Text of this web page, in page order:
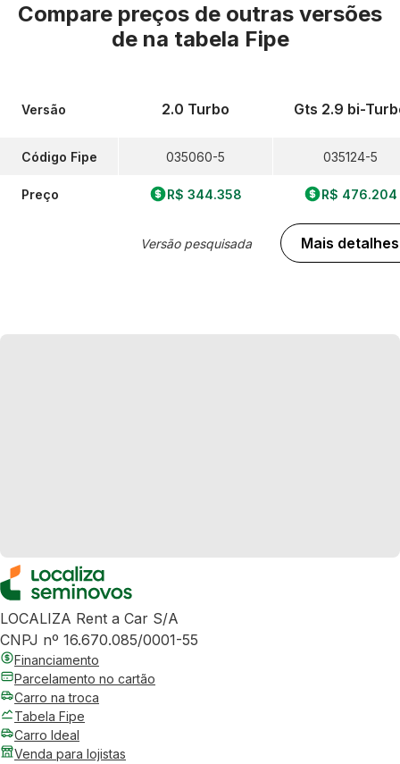
Compare preços de outras versões
de na tabela Fipe
Versão
Código Fipe
Preço
2.0 Turbo
035060-5
R$ 344.358
Versão pesquisada
Gts 2.9 bi-
035124-5
R$ 476.204
Mais detalhes
LOCALIZA Rent a Car S/A
CNPJ nº 16.670.085/0001-55
Financiamento
Parcelamento no cartão
Carro na troca
Tabela Fipe
Carro Ideal
Venda para lojistas